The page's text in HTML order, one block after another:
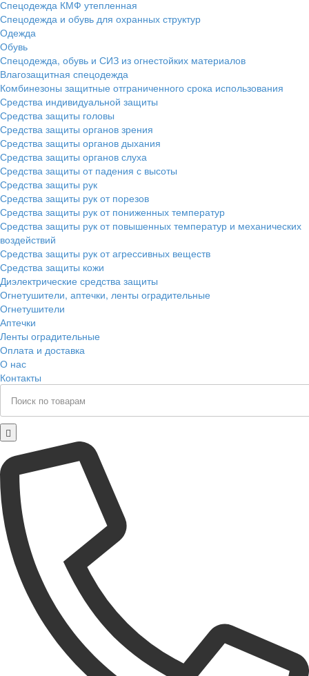
Спецодежда КМФ утепленная
Спецодежда и обувь для охранных структур
Одежда
Обувь
Спецодежда, обувь и СИЗ из огнестойких материалов
Влагозащитная спецодежда
Комбинезоны защитные отграниченного срока использования
Средства индивидуальной защиты
Средства защиты головы
Средства защиты органов зрения
Средства защиты органов дыхания
Средства защиты органов слуха
Средства защиты от падения с высоты
Средства защиты рук
Средства защиты рук от порезов
Средства защиты рук от пониженных температур
Средства защиты рук от повышенных температур и механических
воздействий
Средства защиты рук от агрессивных веществ
Средства защиты кожи
Диэлектрические средства защиты
Огнетушители, аптечки, ленты оградительные
Огнетушители
Аптечки
Ленты оградительные
Оплата и доставка
О нас
Контакты